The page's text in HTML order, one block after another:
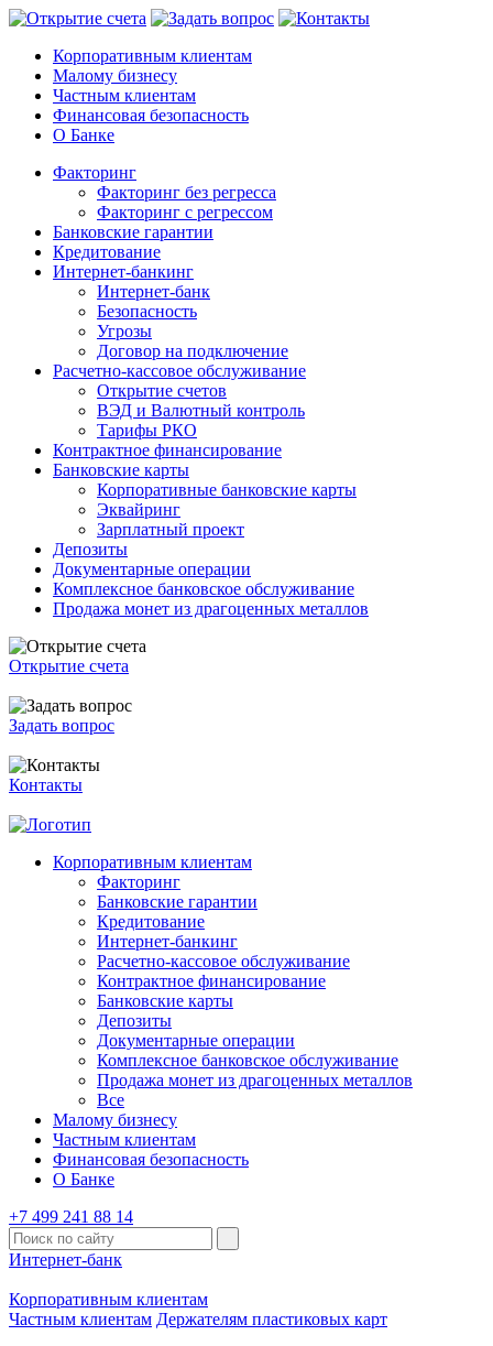
Корпоративным клиентам
Малому бизнесу
Частным клиентам
Финансовая безопасность
О Банке
Факторинг
Факторинг без регресса
Факторинг с регрессом
Банковские гарантии
Кредитование
Интернет-банкинг
Интернет-банк
Безопасность
Угрозы
Договор на подключение
Расчетно-кассовое обслуживание
Открытие счетов
ВЭД и Валютный контроль
Тарифы РКО
Контрактное финансирование
Банковские карты
Корпоративные банковские карты
Эквайринг
Зарплатный проект
Депозиты
Документарные операции
Комплексное банковское обслуживание
Продажа монет из драгоценных металлов
Открытие счета
Задать вопрос
Контакты
Корпоративным клиентам
Факторинг
Банковские гарантии
Кредитование
Интернет-банкинг
Расчетно-кассовое обслуживание
Контрактное финансирование
Банковские карты
Депозиты
Документарные операции
Комплексное банковское обслуживание
Продажа монет из драгоценных металлов
Все
Малому бизнесу
Частным клиентам
Финансовая безопасность
О Банке
+7 499 241 88 14
Интернет-банк
Корпоративным клиентам
Частным клиентам Держателям пластиковых карт